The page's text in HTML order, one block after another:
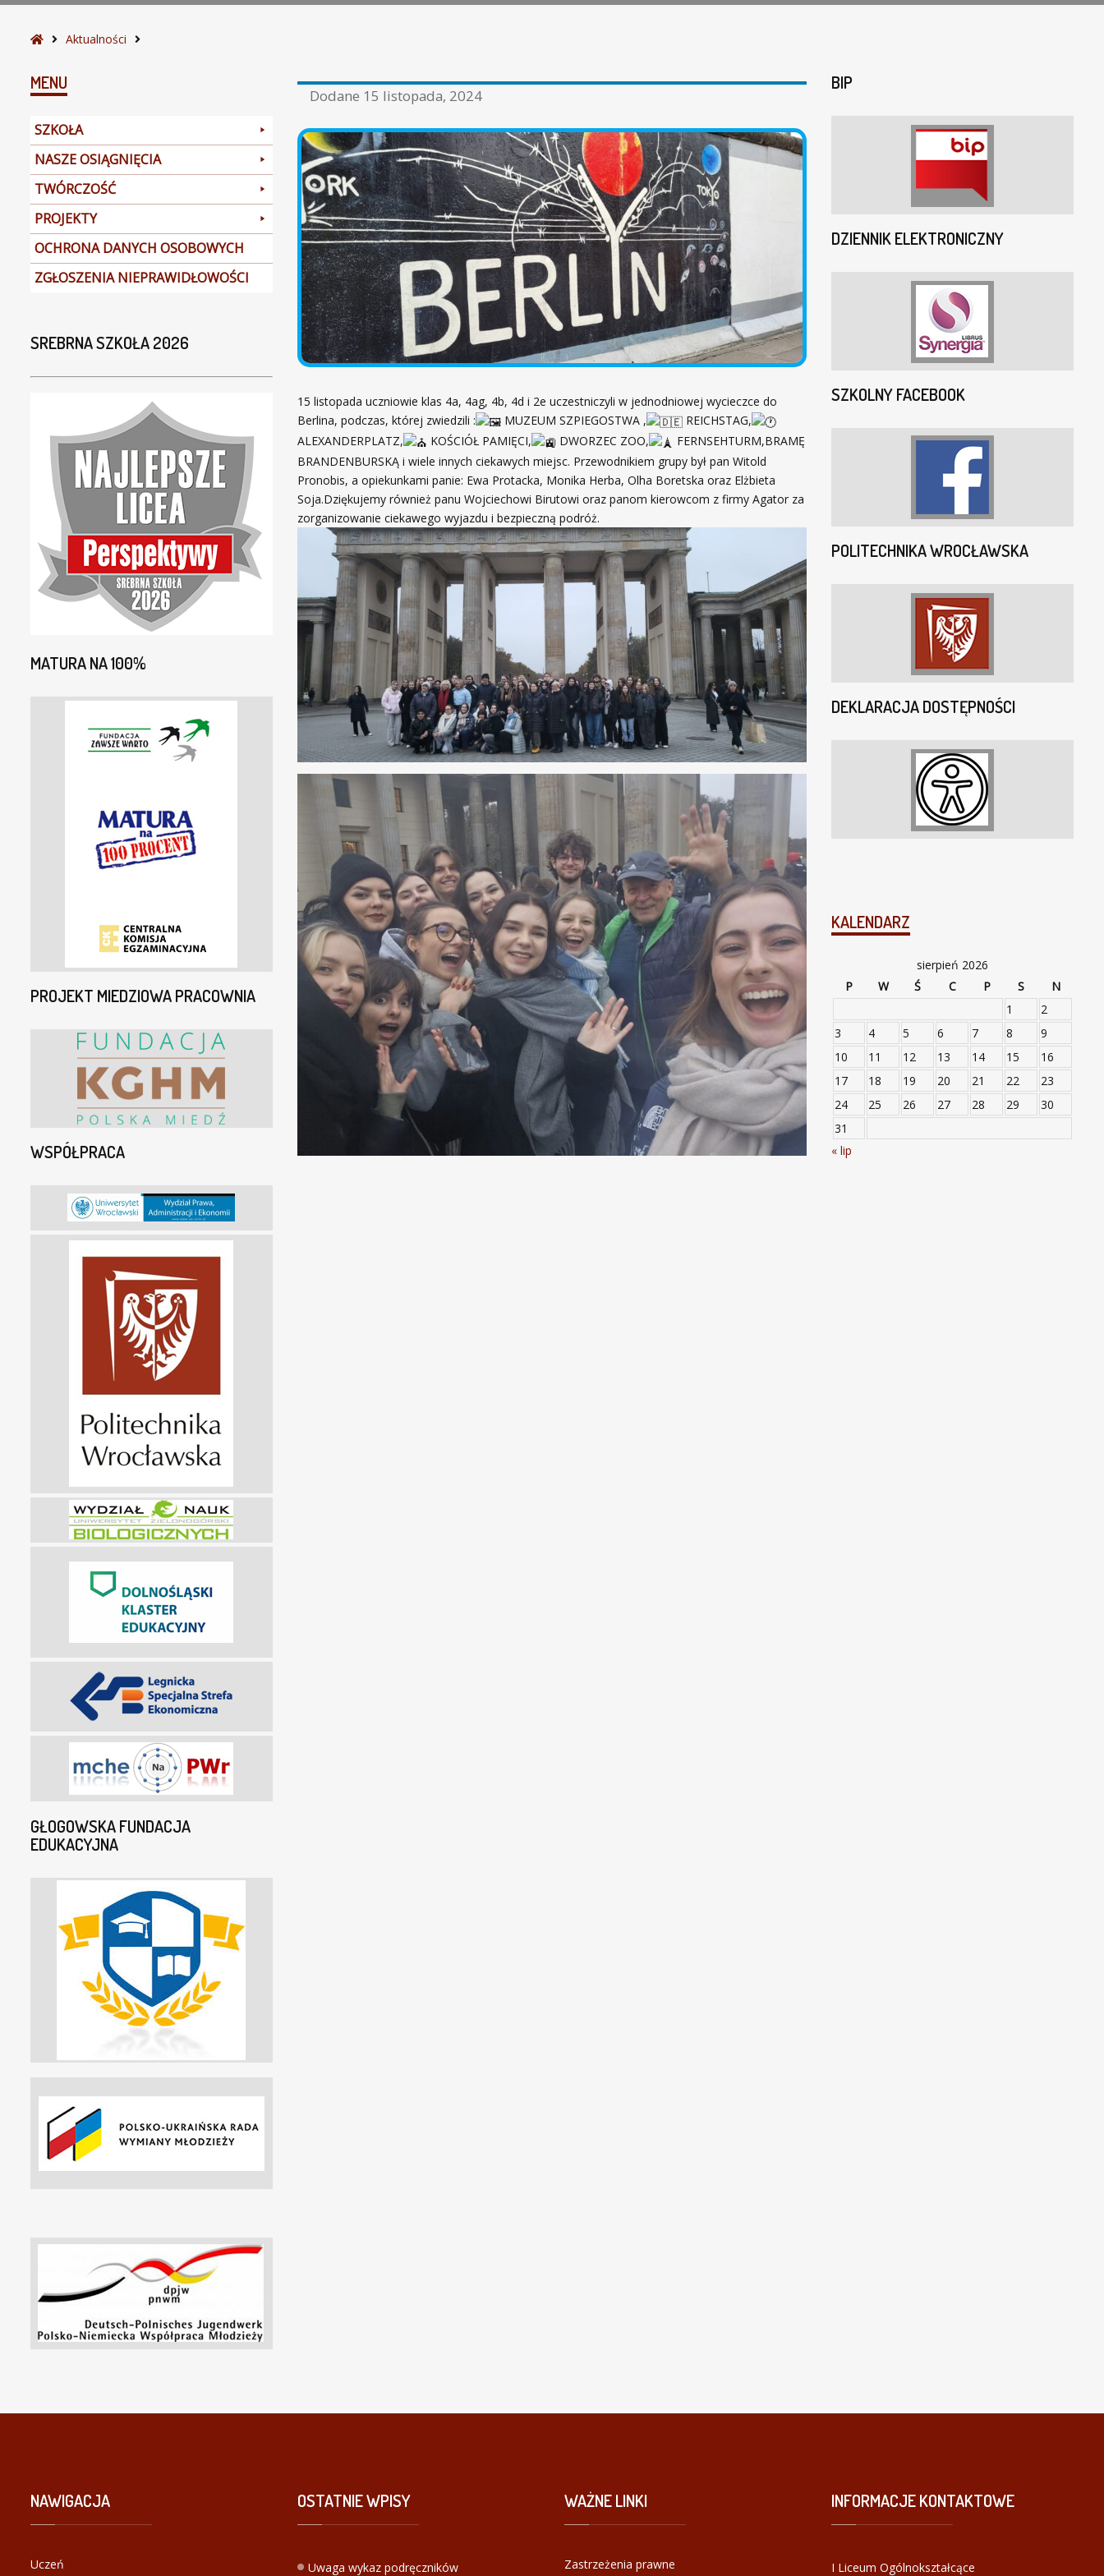
S
r
o
a
g
ó
w
n
a
Aktualności
Dodane 15 listopada, 2024
15 listopada uczniowie klas 4a, 4ag, 4b, 4d i 2e uczestniczyli w jednodniowej wycieczce do
Berlina, podczas, której zwiedzili :
MUZEUM SZPIEGOSTWA ,
REICHSTAG,
ALEXANDERPLATZ,
KOŚCIÓŁ PAMIĘCI, DWORZEC ZOO,
FERNSEHTURM,BRAMĘ
BRANDENBURSKĄ i wiele innych ciekawych miejsc. Przewodnikiem grupy był pan Witold
Pronobis, a opiekunkami panie: Ewa Protacka, Monika Herba, Olha Boretska oraz Elżbieta
Soja.Dziękujemy również panu Wojciechowi Birutowi oraz panom kierowcom z firmy Agator za
zorganizowanie ciekawego wyjazdu i bezpieczną podróż.
MENU
SZKOŁA
NASZE OSIĄGNIĘCIA
TWÓRCZOŚĆ
PROJEKTY
OCHRONA DANYCH OSOBOWYCH
ZGŁOSZENIA NIEPRAWIDŁOWOŚCI
SREBRNA SZKOŁA 2026
MATURA NA 100%
PROJEKT MIEDZIOWA PRACOWNIA
WSPÓŁPRACA
GŁOGOWSKA FUNDACJA
EDUKACYJNA
BIP
DZIENNIK ELEKTRONICZNY
SZKOLNY FACEBOOK
POLITECHNIKA WROCŁAWSKA
DEKLARACJA DOSTĘPNOŚCI
KALENDARZ
sierpień 2026
P
W Ś C P S
N
1
2
3
4 5 6 7 8
9
10
11 12 13 14 15
16
17
18 19 20 21 22
23
24
25 26 27 28 29
30
31
« lip
NAWIGACJA
Uczeń
OSTATNIEWPISY
Uwaga wykaz podręczników
WAŻNELINKI
Zastrzeżenia prawne
INFORMACJEKONTAKTOWE
I Liceum Ogólnokształcące